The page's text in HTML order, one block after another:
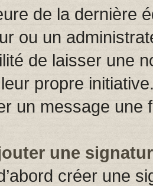
de la dernière
ou un
de laisser une
propre
un message une
une
créer une